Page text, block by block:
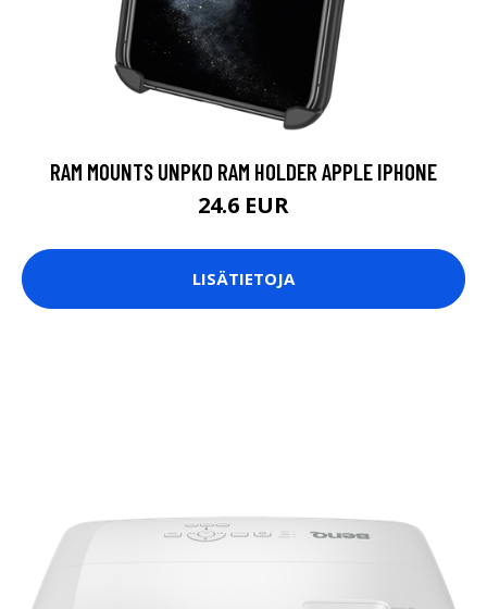
RAM MOUNTS UNPKD RAM HOLDER APPLE IPHONE
24.6 EUR
LISÄTIETOJA